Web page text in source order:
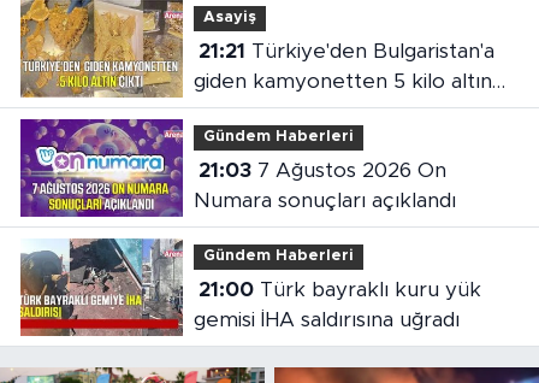
Asayiş
21:21
giden kamyonetten 5 kilo altın
çıktı
Gündem Haberleri
21:037 Ağustos 2026 On
Numara sonuçları açıklandı
Gündem Haberleri
21:00Türk bayraklı kuru yük
gemisi İHA saldırısına uğradı